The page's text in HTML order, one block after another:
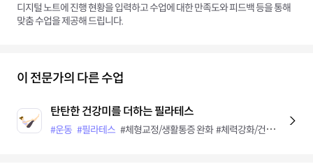
디지털 노트에 진행 현황을 입력하고 수업에 대한 만족도와 피드백 등을 통해
맞춤 수업을 제공해 드립니다.
이 전문가의 다른 수업
탄탄한 건강미를 더하는 필라테스
#운동 #필라테스 #체형교정/생활통증 완화 #체력강화/건강유지